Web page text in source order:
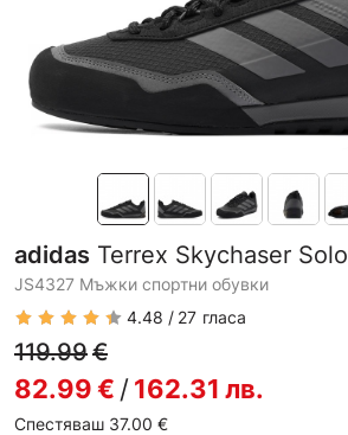
adidas Terrex Skychaser Solo
JS4327 Мъжки спортни обувки
4.48
27 гласа
119.99€
82.99€ /162.31 лв.
Спестяваш 37.00 €